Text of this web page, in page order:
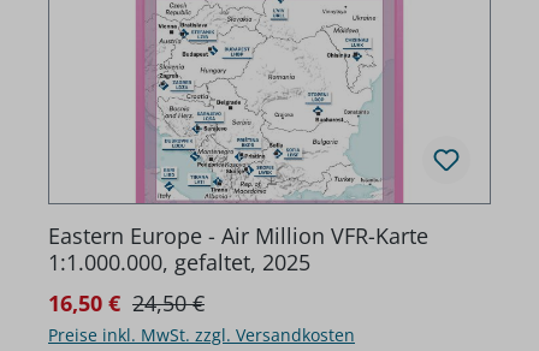
Eastern Europe - Air Million VFR-Karte
1:1.000.000, gefaltet, 2025
Verkaufspreis:
16,50 € Regulärer Preis:
24,50 €
Preise inkl. MwSt. zzgl. Versandkosten